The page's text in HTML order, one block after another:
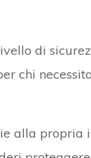
di
chi
alla